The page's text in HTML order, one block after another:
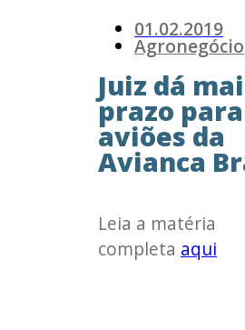
01.02.2019
Agronegócio
Juiz dá
prazo para
aviões da
Avianca
Leia a matéria
completa aqui